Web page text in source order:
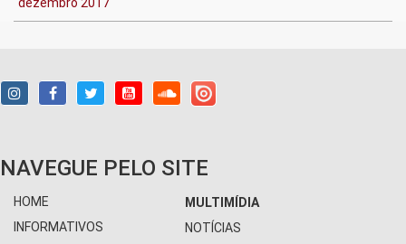
NAVEGUE PELO SITE
HOME
INFORMATIVOS
MULTIMÍDIA
NOTÍCIAS